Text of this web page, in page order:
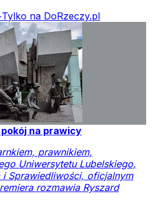
Tylko na DoRzeczy.pl
na prawicy
prawnikiem,
Uniwersytetu Lubelskiego,
i Sprawiedliwości, oficjalnym
rozmawia Ryszard